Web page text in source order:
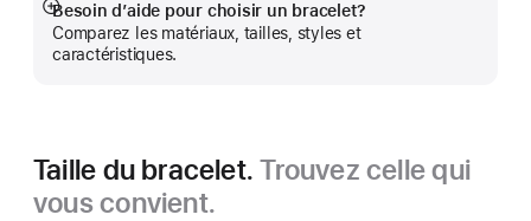
Besoin d’aide pour choisir un bracelet?
Comparez les matériaux, tailles, styles et
caractéristiques.
En
montrer
plus
Taille du bracelet.Trouvez celle qui
vous convient.